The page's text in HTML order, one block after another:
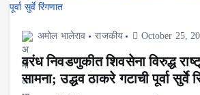
अमोल भालेराव राजकीय October 25,
वरंध निवडणुकीत शिवसेना विरुद्ध
सामना; उद्धव ठाकरे गटाची पूर्वा सुर्वे